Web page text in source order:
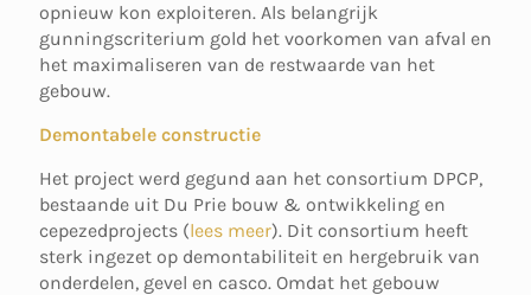
opnieuw kon exploiteren. Als belangrijk
gunningscriterium gold het voorkomen van afval en
het maximaliseren van de restwaarde van het
gebouw.
Demontabele constructie
Het project werd gegund aan het consortium DPCP,
bestaande uit Du Prie bouw & ontwikkeling en
cepezedprojects (lees meer). Dit consortium heeft
sterk ingezet op demontabiliteit en hergebruik van
onderdelen, gevel en casco. Omdat het gebouw